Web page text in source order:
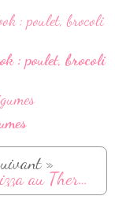
: poulet, brocoli
»
Pâte à pizza au Thermomix